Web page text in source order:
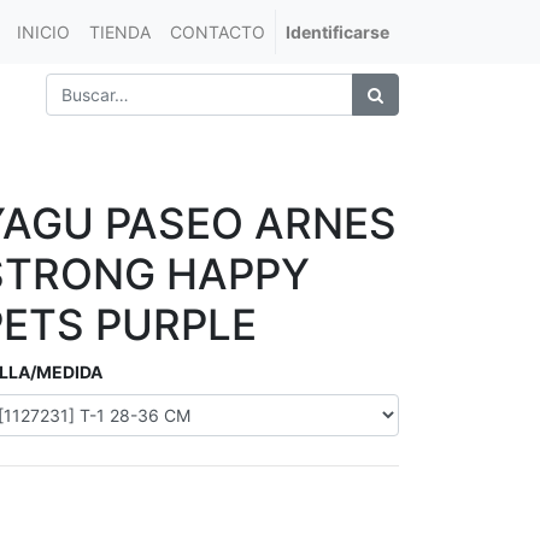
INICIO TIENDA CONTACTO Identificarse
PASEO ARNES
HAPPY
PURPLE
MEDIDA